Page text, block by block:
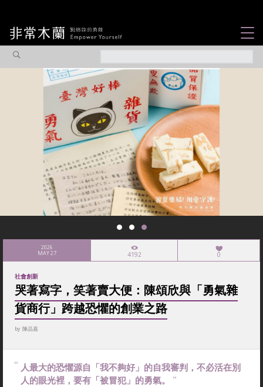
觀點專欄
焦點企劃
社會企業
認識我們
2026
MAY 27 4192 0
社會創新
哭著寫字，笑著賣大便：陳頌欣與「勇氣雜
貨商行」跨越恐懼的創業之路
by 陳品嘉
人最大的恐懼源自「我不夠好」的自我審判，不必活在別
人的眼光裡，要有「被冒犯」的勇氣。